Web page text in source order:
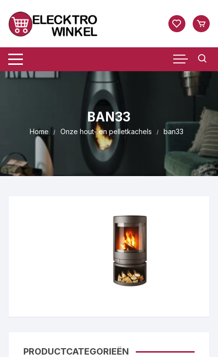
naar
inhoud
BAN33
Home Onze hout- en pelletkachels ban33
PRODUCTCATEGORIEËN